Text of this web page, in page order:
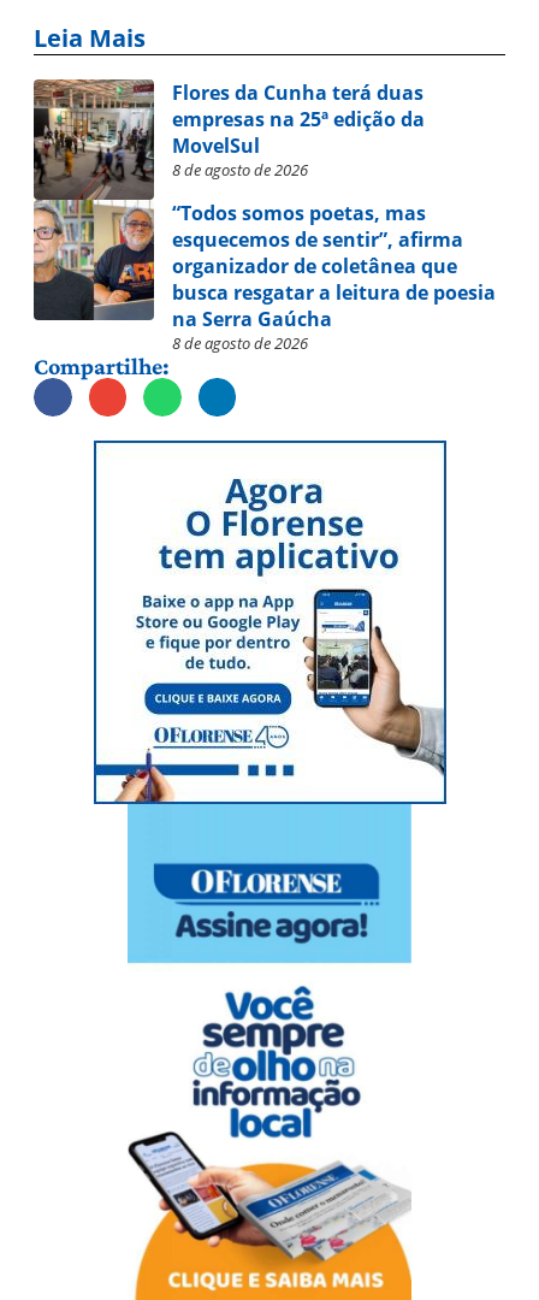
Leia Mais
Flores da Cunha terá duas
empresas na 25ª edição da
MovelSul
8 de agosto de 2026
“Todos somos poetas, mas
esquecemos de sentir”, afirma
organizador de coletânea que
busca resgatar a leitura de poesia
na Serra Gaúcha
8 de agosto de 2026
Compartilhe: